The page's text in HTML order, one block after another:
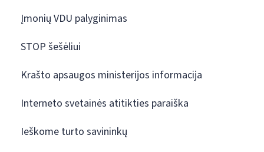
Įmonių VDU palyginimas
STOP šešėliui
Krašto apsaugos ministerijos informacija
Interneto svetainės atitikties paraiška
Ieškome turto savininkų